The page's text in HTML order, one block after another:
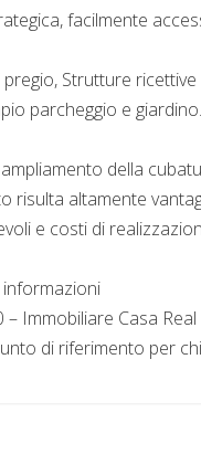
facilmente
pregio, Strutture
parcheggio e giardino.
della
risulta altamente
e costi di
informazioni
– Immobiliare Casa
di riferimento per